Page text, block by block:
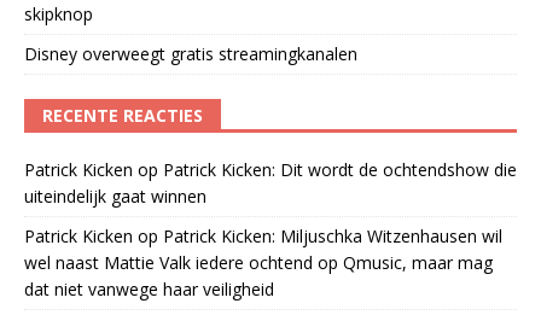
skipknop
Disney overweegt gratis streamingkanalen
RECENTE REACTIES
Patrick Kicken op Patrick Kicken: Dit wordt de ochtendshow die
uiteindelijk gaat winnen
Patrick Kicken op Patrick Kicken: Miljuschka Witzenhausen wil
wel naast Mattie Valk iedere ochtend op Qmusic, maar mag
dat niet vanwege haar veiligheid